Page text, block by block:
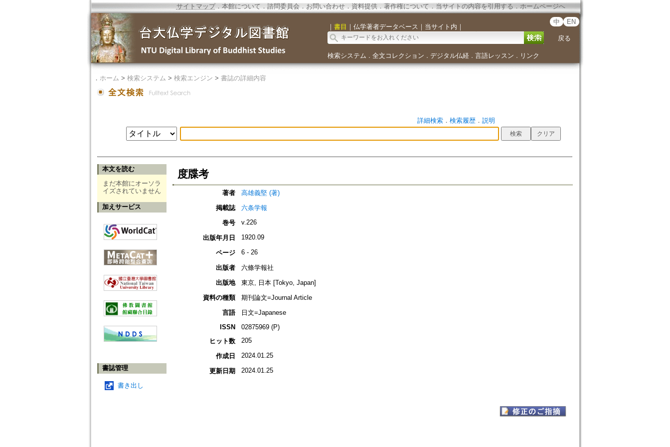
サイトマップ．本館について ． 諮問委員会． お問い合わせ． 資料提供． 著作権について．当サイトの内容を引用する ． ホームページへ
｜ 書目 ｜ 仏学著者データベース ｜ 当サイト内 ｜
中 EN
戻る
検索システム ． 全文コレクション ． デジタル仏経． 言語レッスン ． リンク
． ホーム > 検索システム > 検索エンジン > 書誌の詳細内容
詳細検索． 検索履歴． 説明
本文を読む
まだ本館にオーソラ
イズされていません
加えサービス
書誌管理
書き出し
度牒考
著者
高雄義堅 (著)
掲載誌
六条学報
巻号
v.226
出版年月日 1920.09
ページ 6 - 26
出版者
六條学報社
出版地
東京, 日本 [Tokyo, Japan]
資料の種類
期刊論文=Journal Article
言語
日文=Japanese
ISSN
02875969 (P)
ヒット数
205
作成日 2024.01.25
更新日期 2024.01.25